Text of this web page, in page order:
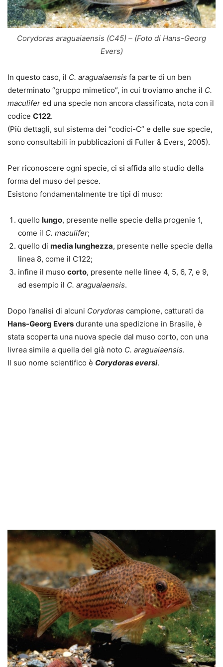
Corydoras araguaiaensis (C45) – (Foto di Hans-Georg
Evers)
In questo caso, il C. araguaiaensis fa parte di un ben
determinato “gruppo mimetico”, in cui troviamo anche il C.
maculifer ed una specie non ancora classificata, nota con il
codice C122.
(Più dettagli, sul sistema dei “codici-C” e delle sue specie,
sono consultabili in pubblicazioni di Fuller & Evers, 2005).
Per riconoscere ogni specie, ci si affida allo studio della
forma del muso del pesce.
Esistono fondamentalmente tre tipi di muso:
quello lungo, presente nelle specie della progenie 1,
come il C. maculifer;
quello di media lunghezza, presente nelle specie della
linea 8, come il C122;
infine il muso corto, presente nelle linee 4, 5, 6, 7, e 9,
ad esempio il C. araguaiaensis.
Dopo l’analisi di alcuni Corydoras campione, catturati da
Hans-Georg Evers durante una spedizione in Brasile, è
stata scoperta una nuova specie dal muso corto, con una
livrea simile a quella del già noto C. araguaiaensis.
Il suo nome scientifico è Corydoras eversi.